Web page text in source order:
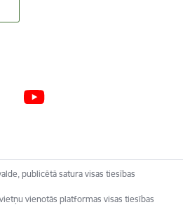
publicētā satura visas tiesības
vienotās platformas visas tiesības